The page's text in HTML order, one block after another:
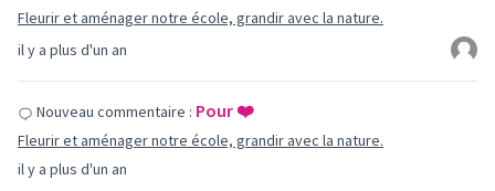
il y a plus d'un an
Fleurir et aménager notre école, grandir avec la nature.
il y a plus d'un an
Nouveau commentaire : Pour ❤️
Fleurir et aménager notre école, grandir avec la nature.